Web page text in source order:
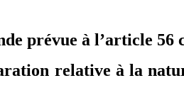
prévue à l’article 56
relative à la